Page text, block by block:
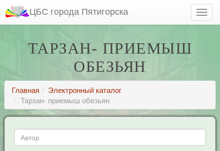
ЦБС города Пятигорска
ТАРЗАН- ПРИЕМЫШ
ОБЕЗЬЯН
Главная
Электронный каталог
Тарзан- приемыш обезьян